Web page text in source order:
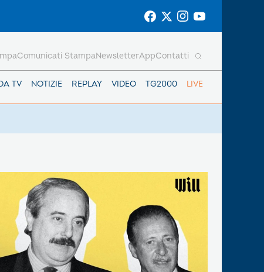
TV NOTIZIE REPLAY VIDEO TG2000 LIVE
Comunicati StampaNewsletterAppContatti